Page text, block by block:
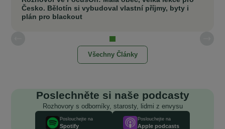
Česko. Bělotín si vybudoval vlastní příjmy, byty i
plán pro blackout
Všechny Články
Poslechněte si naše podcasty
Rozhovory s odborníky, starosty, lidmi z envysu
Poslouchejte na
Spotify
Poslouchejte na
Apple podcasts